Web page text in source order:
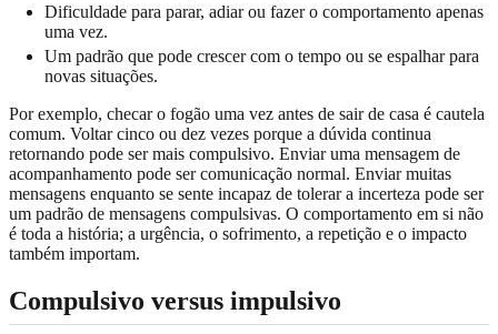
Dificuldade para parar, adiar ou fazer o comportamento apenas
uma vez.
Um padrão que pode crescer com o tempo ou se espalhar para
novas situações.
Por exemplo, checar o fogão uma vez antes de sair de casa é cautela
comum. Voltar cinco ou dez vezes porque a dúvida continua
retornando pode ser mais compulsivo. Enviar uma mensagem de
acompanhamento pode ser comunicação normal. Enviar muitas
mensagens enquanto se sente incapaz de tolerar a incerteza pode ser
um padrão de mensagens compulsivas. O comportamento em si não
é toda a história; a urgência, o sofrimento, a repetição e o impacto
também importam.
Compulsivo versus impulsivo